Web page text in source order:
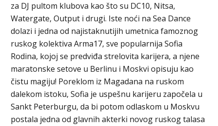
za DJ pultom klubova kao što su DC10, Nitsa,
Watergate, Output i drugi. Iste noći na Sea Dance
dolazi i jedna od najistaknutijih umetnica famoznog
ruskog kolektiva Arma17, sve popularnija Sofia
Rodina, kojoj se predviđa strelovita karijera, a njene
maratonske setove u Berlinu i Moskvi opisuju kao
čistu magiju! Poreklom iz Magadana na ruskom
dalekom istoku, Sofia je uspešnu karijeru započela u
Sankt Peterburgu, da bi potom odlaskom u Moskvu
postala jedna od glavnih akterki novog ruskog talasa